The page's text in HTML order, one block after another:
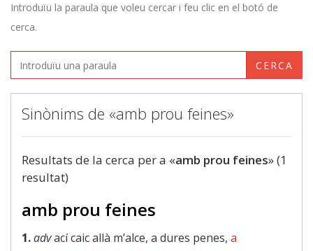
Introduïu la paraula que voleu cercar i feu clic en el botó de
cerca.
CERCA
Sinònims de «amb prou feines»
Resultats de la cerca per a «amb prou feines» (1
resultat)
amb prou feines
1.advací caic allà m’alce, a dures penes, a